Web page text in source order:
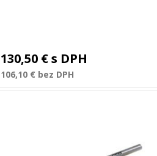
130,50 €s DPH
106,10 € bez DPH